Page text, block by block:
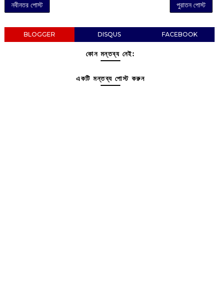
নবীনতর পোস্ট পুরাতন পোস্ট
BLOGGER DISQUS FACEBOOK
কোন মন্তব্য নেই:
একটি মন্তব্য পোস্ট করুন